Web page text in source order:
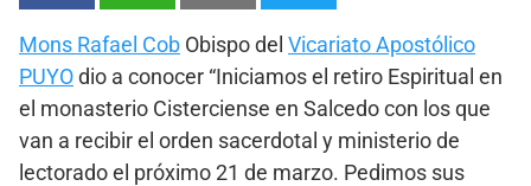
Mons Rafael Cob Obispo del Vicariato Apostólico
PUYOdio a conocer “Iniciamos el retiro Espiritual en
el monasterio Cisterciense en Salcedo con los que
van a recibir el orden sacerdotal y ministerio de
lectorado el próximo 21 de marzo. Pedimos sus